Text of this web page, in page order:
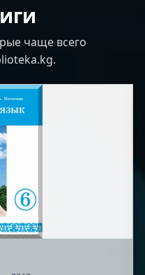
чаще всего
(2-я половина XIX